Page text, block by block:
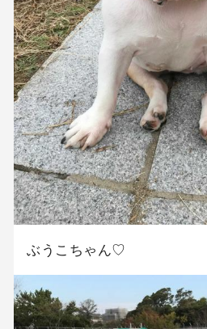
ぶうこちゃん♡